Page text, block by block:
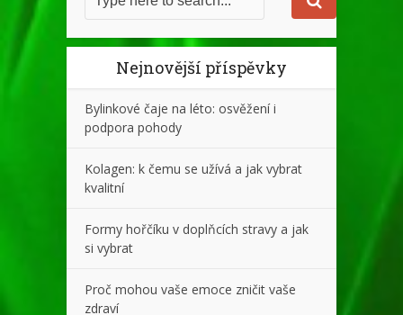
Nejnovější příspěvky
Bylinkové čaje na léto: osvěžení i
podpora pohody
Kolagen: k čemu se užívá a jak vybrat
kvalitní
Formy hořčíku v doplňcích stravy a jak
si vybrat
Proč mohou vaše emoce zničit vaše
zdraví